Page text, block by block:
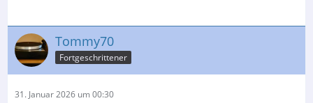
Tommy70
Fortgeschrittener
31. Januar 2026 um 00:30